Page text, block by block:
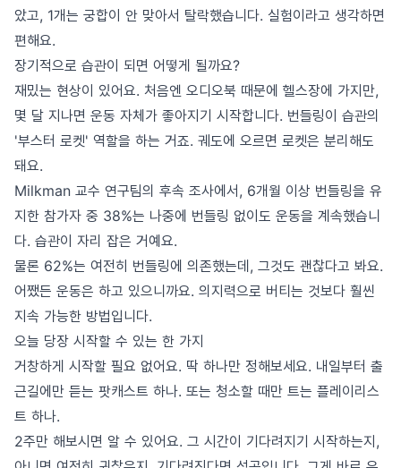
았고, 1개는 궁합이 안 맞아서 탈락했습니다. 실험이라고 생각하면
편해요.
장기적으로 습관이 되면 어떻게 될까요?
재밌는 현상이 있어요. 처음엔 오디오북 때문에 헬스장에 가지만,
몇 달 지나면 운동 자체가 좋아지기 시작합니다. 번들링이 습관의
'부스터 로켓' 역할을 하는 거죠. 궤도에 오르면 로켓은 분리해도
돼요.
Milkman 교수 연구팀의 후속 조사에서, 6개월 이상 번들링을 유
지한 참가자 중 38%는 나중에 번들링 없이도 운동을 계속했습니
다. 습관이 자리 잡은 거예요.
물론 62%는 여전히 번들링에 의존했는데, 그것도 괜찮다고 봐요.
어쨌든 운동은 하고 있으니까요. 의지력으로 버티는 것보다 훨씬
지속 가능한 방법입니다.
오늘 당장 시작할 수 있는 한 가지
거창하게 시작할 필요 없어요. 딱 하나만 정해보세요. 내일부터 출
근길에만 듣는 팟캐스트 하나. 또는 청소할 때만 트는 플레이리스
트 하나.
2주만 해보시면 알 수 있어요. 그 시간이 기다려지기 시작하는지,